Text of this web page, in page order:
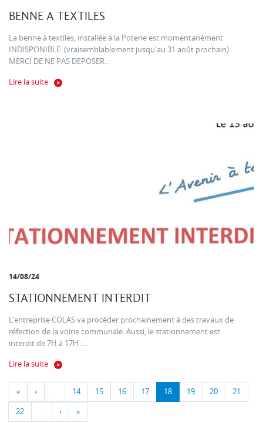
BENNE A TEXTILES
La benne à textiles, installée à la Poterie est momentanément
INDISPONIBLE. (vraisemblablement jusqu'au 31 août prochain)
MERCI DE NE PAS DEPOSER...
Lire la suite
14/08/24
STATIONNEMENT INTERDIT
L’entreprise COLAS va procéder prochainement à des travaux de
réfection de la voirie communale. Aussi, le stationnement est
interdit de 7H à 17H :...
Lire la suite
« ‹ … 14 15 16 17 18 19 20 21
22 … › »